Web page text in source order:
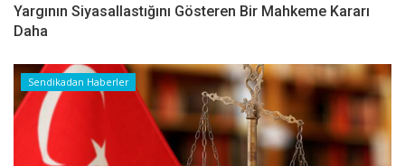
Yargının Siyasallastığını Gösteren Bir Mahkeme Kararı
Daha
Sendikadan Haberler